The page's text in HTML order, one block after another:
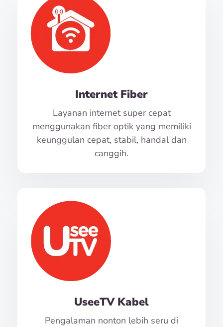
Internet Fiber
Layanan internet super cepat
menggunakan fiber optik yang memiliki
keunggulan cepat, stabil, handal dan
canggih.
UseeTV Kabel
Pengalaman nonton lebih seru di